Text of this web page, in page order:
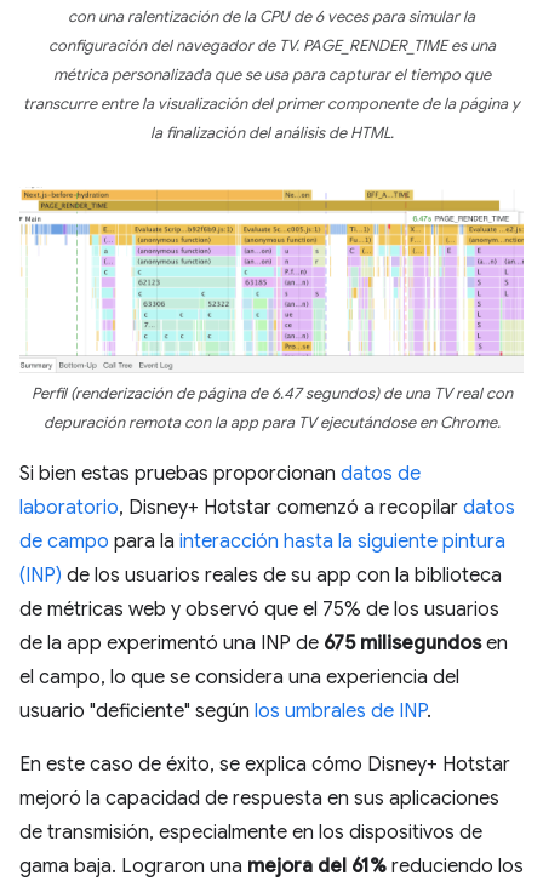
con una ralentización de la CPU de 6 veces para simular la
configuración del navegador de TV. PAGE_RENDER_TIME es una
métrica personalizada que se usa para capturar el tiempo que
transcurre entre la visualización del primer componente de la página y
la finalización del análisis de HTML.
Perfil (renderización de página de 6.47 segundos) de una TV real con
depuración remota con la app para TV ejecutándose en Chrome.
Si bien estas pruebas proporcionan datos de
laboratorio, Disney+ Hotstar comenzó a recopilar datos
de campo para la interacción hasta la siguiente pintura
(INP) de los usuarios reales de su app con la biblioteca
de métricas web y observó que el 75% de los usuarios
de la app experimentó una INP de 675 milisegundosen
el campo, lo que se considera una experiencia del
usuario "deficiente" según los umbrales de INP.
En este caso de éxito, se explica cómo Disney+ Hotstar
mejoró la capacidad de respuesta en sus aplicaciones
de transmisión, especialmente en los dispositivos de
gama baja. Lograron una mejora del 61% reduciendo los